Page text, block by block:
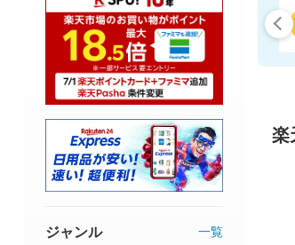
楽
ジャンル 一覧